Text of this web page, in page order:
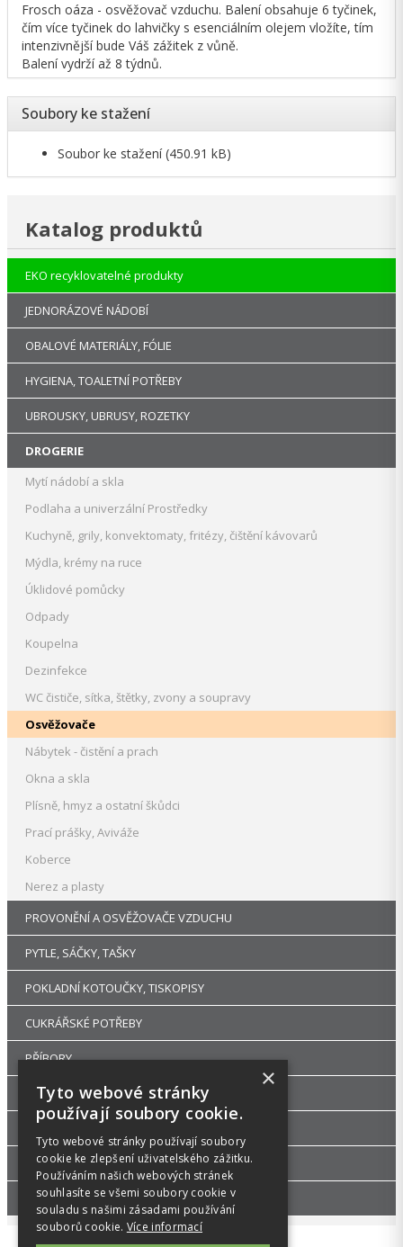
Frosch oáza - osvěžovač vzduchu. Balení obsahuje 6 tyčinek,
čím více tyčinek do lahvičky s esenciálním olejem vložíte, tím
intenzivnější bude Váš zážitek z vůně.
Balení vydrží až 8 týdnů.
Soubory ke stažení
Soubor ke stažení(450.91 kB)
Katalog produktů
EKO recyklovatelné produkty
JEDNORÁZOVÉ NÁDOBÍ
OBALOVÉ MATERIÁLY, FÓLIE
HYGIENA, TOALETNÍ POTŘEBY
UBROUSKY, UBRUSY, ROZETKY
DROGERIE
Mytí nádobí a skla
Podlaha a univerzální Prostředky
Kuchyně, grily, konvektomaty, fritézy, čištění kávovarů
Mýdla, krémy na ruce
Úklidové pomůcky
Odpady
Koupelna
Dezinfekce
WC čističe, sítka, štětky, zvony a soupravy
Osvěžovače
Nábytek - čistění a prach
Okna a skla
Plísně, hmyz a ostatní škůdci
Prací prášky, Aviváže
Koberce
Nerez a plasty
PROVONĚNÍ A OSVĚŽOVAČE VZDUCHU
PYTLE, SÁČKY, TAŠKY
POKLADNÍ KOTOUČKY, TISKOPISY
CUKRÁŘSKÉ POTŘEBY
PŘÍBORY
RUKAVICE A OCHRANNÉ PRACOVNÍ POMŮCKY
UHLÍ DŘEVĚNÉ GASTRO A HOŘLAVÉ PASTY
DEKORACE A PÁRTY POTŘEBY
GASTRO ZAŘÍZENÍ
×
Tyto webové stránky
používají soubory cookie.
Tyto webové stránky používají soubory
cookie ke zlepšení uživatelského zážitku.
Používáním našich webových stránek
souhlasíte se všemi soubory cookie v
souladu s našimi zásadami používání
souborů cookie. Více informací